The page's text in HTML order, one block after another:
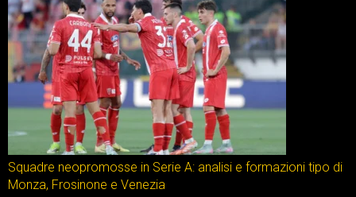
Squadre neopromosse in Serie A: analisi e formazioni tipo di
Monza, Frosinone e Venezia